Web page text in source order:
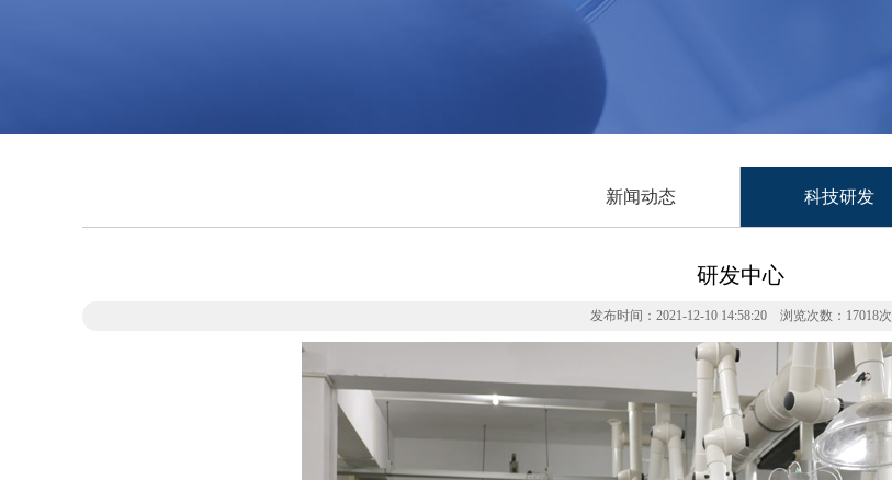
新闻动态 科技研发
研发中心
发布时间：2021-12-10 14:58:20 浏览次数：17018次